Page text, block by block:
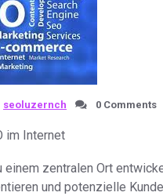
seoluzernch 0 Comments
im Internet
zentralen Ort
und potenzielle